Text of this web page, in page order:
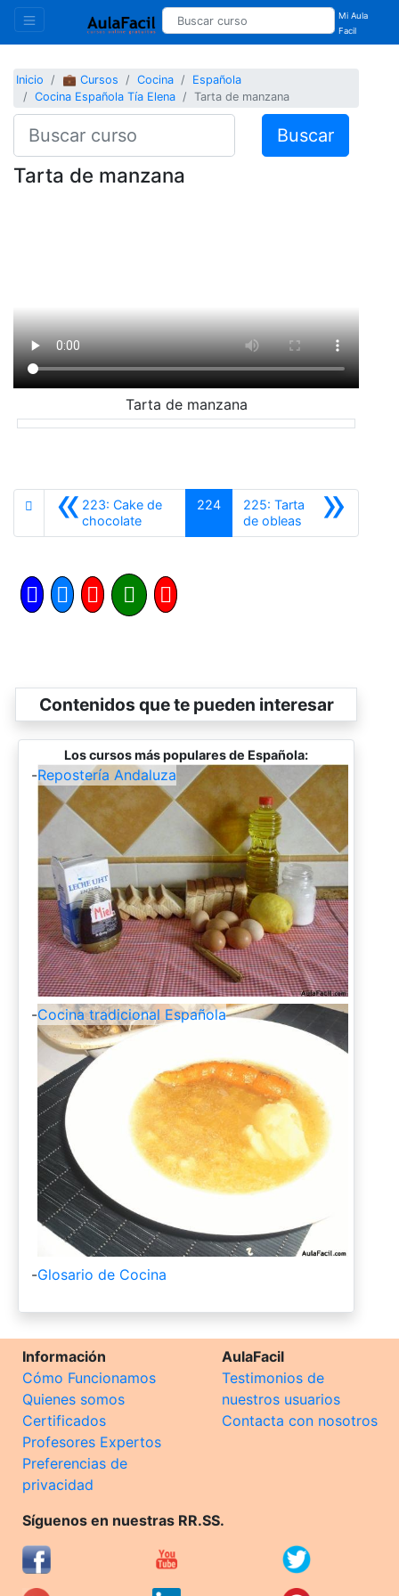
Mi Aula
Facil
Inicio 💼 Cursos Cocina
Española
Cocina Española Tía Elena
Tarta de manzana
Buscar
Tarta de manzana
Tarta de manzana
«223: Cake de
chocolateAnterior
224 »
225: Tarta
de obleasSiguiente
Contenidos que te pueden interesar
Los cursos más populares de Española:
-Repostería Andaluza
-Cocina tradicional Española
-Glosario de Cocina
Información
Cómo Funcionamos
Quienes somos
Certificados
Profesores Expertos
Preferencias de
privacidad
AulaFacil
Testimonios de
nuestros usuarios
Contacta con nosotros
Síguenos en nuestras RR.SS.